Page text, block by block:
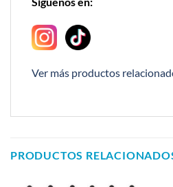
Ver más productos
PRODUCTOS